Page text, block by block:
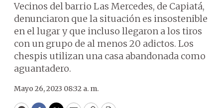
Vecinos del barrio Las Mercedes, de Capiatá,
denunciaron que la situación es insostenible
en el lugar y que incluso llegaron a los tiros
con un grupo de al menos 20 adictos. Los
chespis utilizan una casa abandonada como
aguantadero.
Mayo 26, 2023 08:32 a. m.